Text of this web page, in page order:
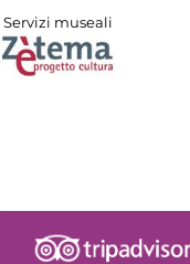
Servizi museali